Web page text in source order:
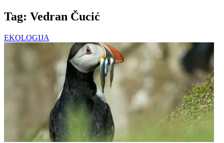
Tag: Vedran Čucić
EKOLOGIJA